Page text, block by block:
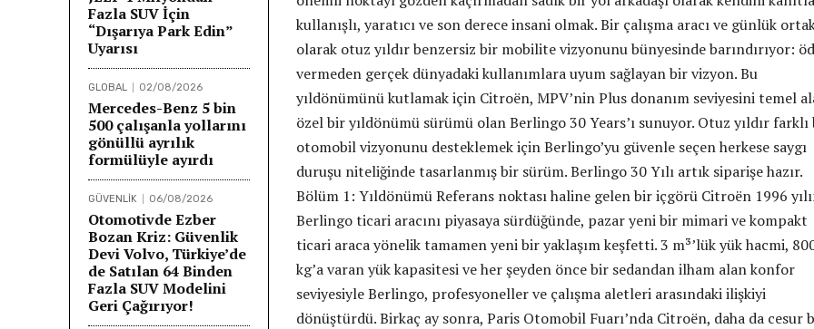
Fazla SUV İçin
“Dışarıya Park Edin”
Uyarısı
GLOBAL 02/08/2026
Mercedes-Benz 5 bin
500 çalışanla yollarını
gönüllü ayrılık
formülüyle ayırdı
GÜVENLİK 06/08/2026
Otomotivde Ezber
Bozan Kriz: Güvenlik
Devi Volvo, Türkiye’de
de Satılan 64 Binden
Fazla SUV Modelini
Geri Çağırıyor!
kullanışlı, yaratıcı ve son derece insani olmak. Bir çalışma aracı ve günlük
olarak otuz yıldır benzersiz bir mobilite vizyonunu bünyesinde barındırıyor:
vermeden gerçek dünyadaki kullanımlara uyum sağlayan bir vizyon. Bu
yıldönümünü kutlamak için Citroën, MPV’nin Plus donanım seviyesini temel
özel bir yıldönümü sürümü olan Berlingo 30 Years’ı sunuyor. Otuz yıldır farklı
otomobil vizyonunu desteklemek için Berlingo’yu güvenle seçen herkese saygı
duruşu niteliğinde tasarlanmış bir sürüm. Berlingo 30 Yılı artık siparişe hazır.
Bölüm 1: Yıldönümü Referans noktası haline gelen bir içgörü Citroën 1996
Berlingo ticari aracını piyasaya sürdüğünde, pazar yeni bir mimari ve kompakt
ticari araca yönelik tamamen yeni bir yaklaşım keşfetti. 3 m³’lük yük hacmi,
kg’a varan yük kapasitesi ve her şeyden önce bir sedandan ilham alan konfor
seviyesiyle Berlingo, profesyoneller ve çalışma aletleri arasındaki ilişkiyi
dönüştürdü. Birkaç ay sonra, Paris Otomobil Fuarı’nda Citroën, daha da cesur